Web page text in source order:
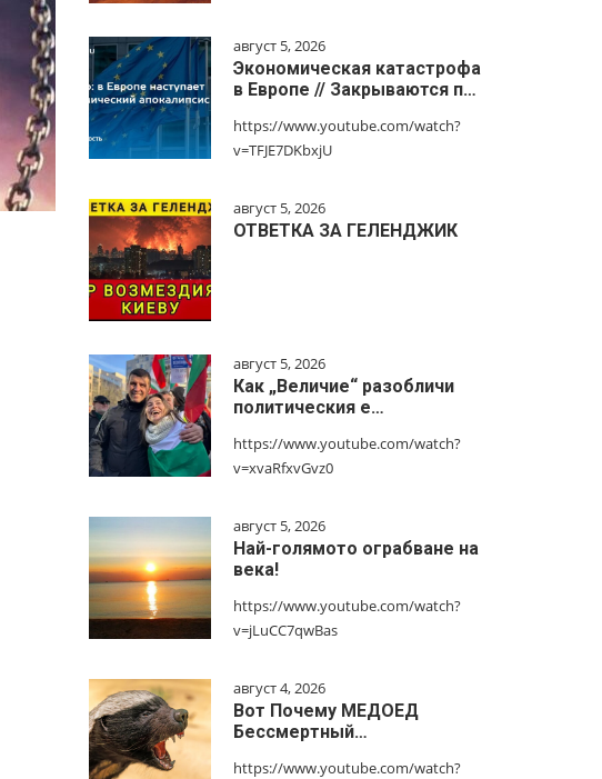
август 5, 2026
Экономическая катастрофа
в Европе // Закрываются п…
https://www.youtube.com/watch?
v=TFJE7DKbxjU
август 5, 2026
ОТВЕТКА ЗА ГЕЛЕНДЖИК
август 5, 2026
Как „Величие“ разобличи
политическия е…
https://www.youtube.com/watch?
v=xvaRfxvGvz0
август 5, 2026
Най-голямото ограбване на
века!
https://www.youtube.com/watch?
v=jLuCC7qwBas
август 4, 2026
Вот Почему МЕДОЕД
Бессмертный…
https://www.youtube.com/watch?